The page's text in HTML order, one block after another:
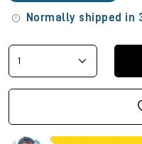
Normally shipped in